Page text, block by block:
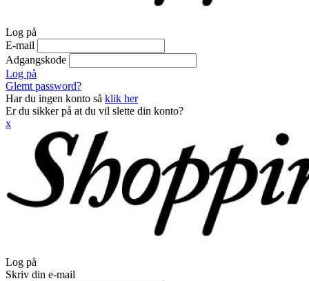
Log på
E-mail
Adgangskode
Log på
Glemt password?
Har du ingen konto så klik her
Er du sikker på at du vil slette din konto?
x
Log på
Skriv din e-mail